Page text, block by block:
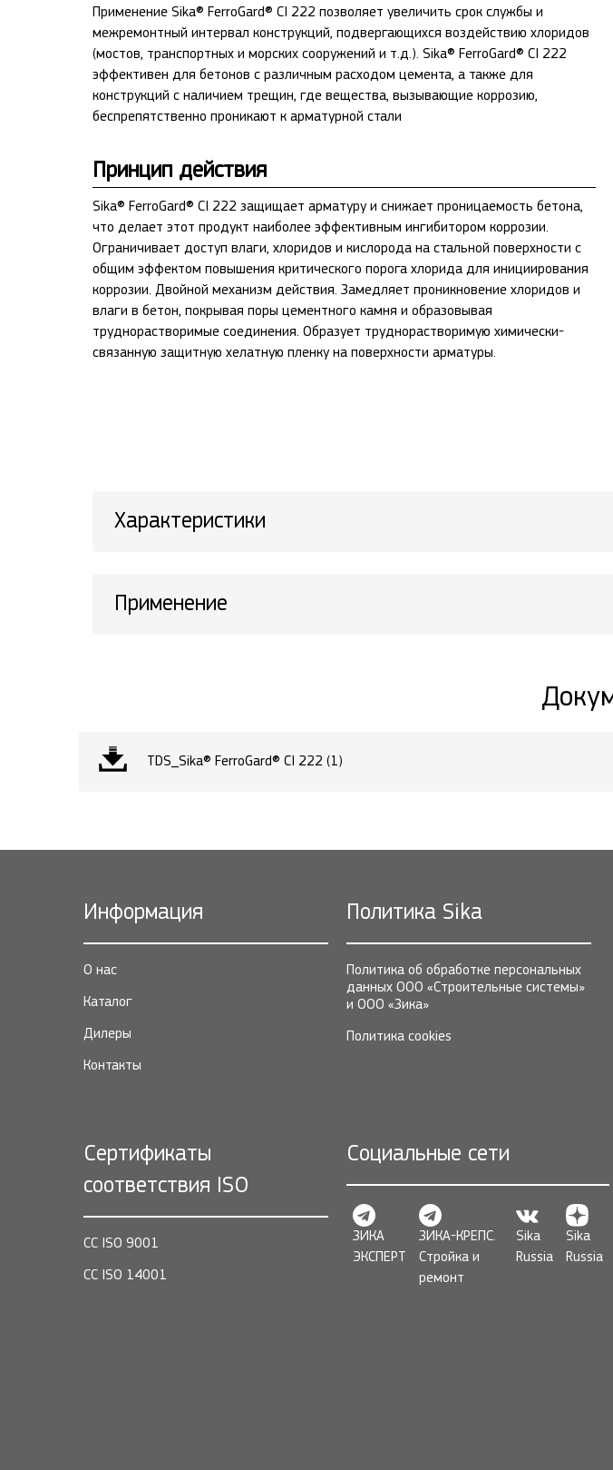
Применение Sika® FerroGard® CI 222 позволяет увеличить срок службы и
межремонтный интервал конструкций, подвергающихся воздействию хлоридов
(мостов, транспортных и морских сооружений и т.д.). Sika® FerroGard® CI 222
эффективен для бетонов с различным расходом цемента, а также для
конструкций с наличием трещин, где вещества, вызывающие коррозию,
беспрепятственно проникают к арматурной стали
Принцип действия
Sika® FerroGard® CI 222 защищает арматуру и снижает проницаемость бетона,
что делает этот продукт наиболее эффективным ингибитором коррозии.
Ограничивает доступ влаги, хлоридов и кислорода на стальной поверхности с
общим эффектом повышения критического порога хлорида для инициирования
коррозии. Двойной механизм действия. Замедляет проникновение хлоридов и
влаги в бетон, покрывая поры цементного камня и образовывая
труднорастворимые соединения. Образует труднорастворимую химически-
связанную защитную хелатную пленку на поверхности арматуры.
Характеристики
Применение
TDS_Sika® FerroGard® CI 222 (1)
Информация
О нас
Каталог
Дилеры
Контакты
Политика Sika
Политика об обработке персональных
данных ООО «Строительные системы»
и ООО «Зика»
Политика cookies
Сертификаты
соответствия ISO
СС ISO 9001
СС ISO 14001
Социальные сети
ЗИКА
ЭКСПЕРТ
ЗИКА-КРЕПС.
Стройка и
ремонт
Sika
Russia
Sika
Russia